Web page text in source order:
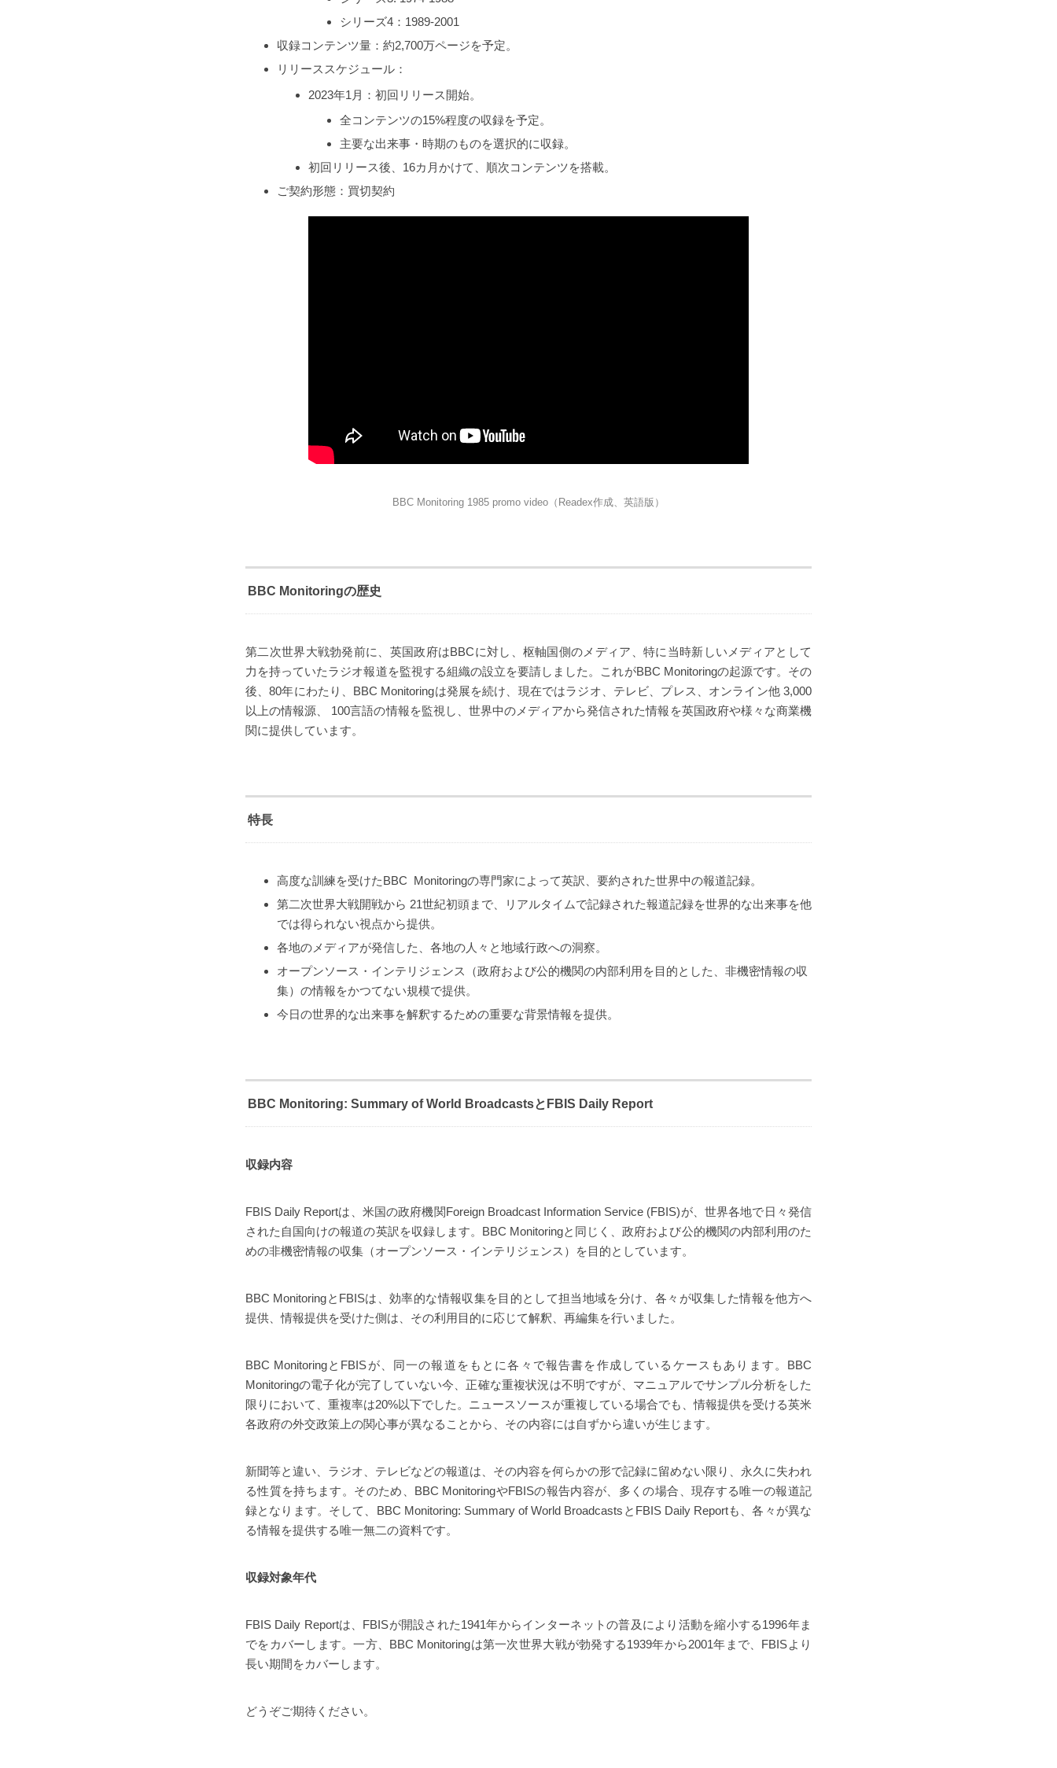
シリーズ4：1989-2001
収録コンテンツ量：約2,700万ページを予定。
リリーススケジュール：
2023年1月：初回リリース開始。
全コンテンツの15%程度の収録を予定。
主要な出来事・時期のものを選択的に収録。
初回リリース後、16カ月かけて、順次コンテンツを搭載。
ご契約形態：買切契約
BBC Monitoring 1985 promo video（Readex作成、英語版）
BBC Monitoringの歴史
第二次世界大戦勃発前に、英国政府はBBCに対し、枢軸国側のメディア、特に当時新しいメディアとして
力を持っていたラジオ報道を監視する組織の設立を要請しました。これがBBC Monitoringの起源です。その
後、80年にわたり、BBC Monitoringは発展を続け、現在ではラジオ、テレビ、プレス、オンライン他 3,000
以上の情報源、 100言語の情報を監視し、世界中のメディアから発信された情報を英国政府や様々な商業機
関に提供しています。
特長
高度な訓練を受けたBBC Monitoringの専門家によって英訳、要約された世界中の報道記録。
第二次世界大戦開戦から 21世紀初頭まで、リアルタイムで記録された報道記録を世界的な出来事を他
では得られない視点から提供。
各地のメディアが発信した、各地の人々と地域行政への洞察。
オープンソース・インテリジェンス（政府および公的機関の内部利用を目的とした、非機密情報の収
集）の情報をかつてない規模で提供。
今日の世界的な出来事を解釈するための重要な背景情報を提供。
BBC Monitoring: Summary of World BroadcastsとFBIS Daily Report
収録内容
FBIS Daily Reportは、米国の政府機関Foreign Broadcast Information Service (FBIS)が、世界各地で日々発信
された自国向けの報道の英訳を収録します。BBC Monitoringと同じく、政府および公的機関の内部利用のた
めの非機密情報の収集（オープンソース・インテリジェンス）を目的としています。
BBC MonitoringとFBISは、効率的な情報収集を目的として担当地域を分け、各々が収集した情報を他方へ
提供、情報提供を受けた側は、その利用目的に応じて解釈、再編集を行いました。
BBC MonitoringとFBISが、同一の報道をもとに各々で報告書を作成しているケースもあります。BBC
Monitoringの電子化が完了していない今、正確な重複状況は不明ですが、マニュアルでサンプル分析をした
限りにおいて、重複率は20%以下でした。ニュースソースが重複している場合でも、情報提供を受ける英米
各政府の外交政策上の関心事が異なることから、その内容には自ずから違いが生じます。
新聞等と違い、ラジオ、テレビなどの報道は、その内容を何らかの形で記録に留めない限り、永久に失われ
る性質を持ちます。そのため、BBC MonitoringやFBISの報告内容が、多くの場合、現存する唯一の報道記
録となります。そして、BBC Monitoring: Summary of World BroadcastsとFBIS Daily Reportも、各々が異な
る情報を提供する唯一無二の資料です。
収録対象年代
FBIS Daily Reportは、FBISが開設された1941年からインターネットの普及により活動を縮小する1996年ま
でをカバーします。一方、BBC Monitoringは第一次世界大戦が勃発する1939年から2001年まで、FBISより
長い期間をカバーします。
どうぞご期待ください。